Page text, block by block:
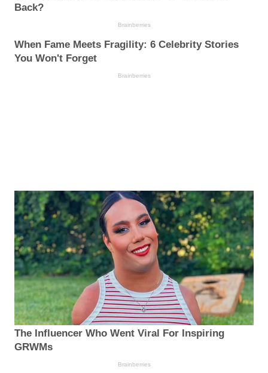
Back?
Brainberries
When Fame Meets Fragility: 6 Celebrity Stories
You Won't Forget
Brainberries
The Influencer Who Went Viral For Inspiring
GRWMs
Brainberries